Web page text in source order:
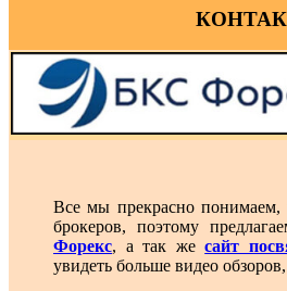
Все мы прекрасно понимаем,
брокеров, поэтому
Форекс, а так жесайт
увидеть больше видео